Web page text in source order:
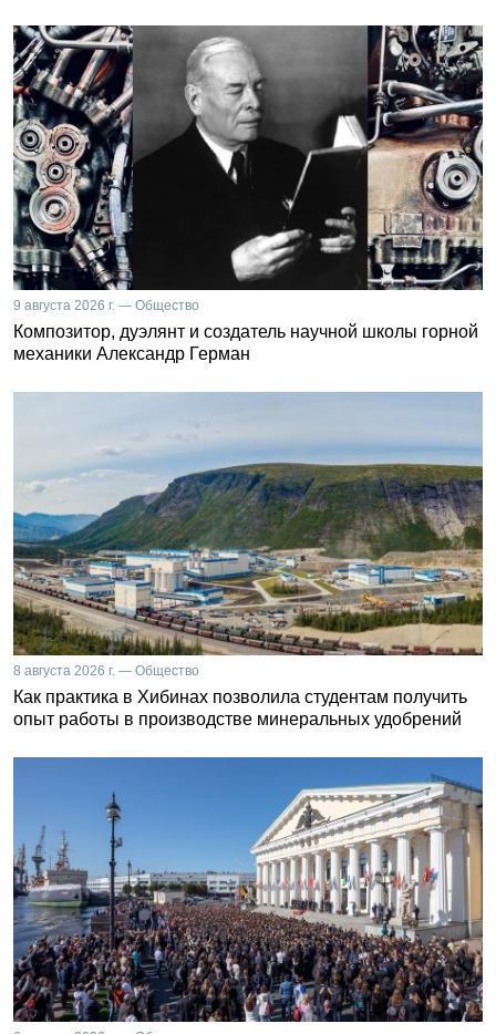
9 августа 2026 г. — Общество
Композитор, дуэлянт и создатель научной школы горной
механики Александр Герман
8 августа 2026 г. — Общество
Как практика в Хибинах позволила студентам получить
опыт работы в производстве минеральных удобрений